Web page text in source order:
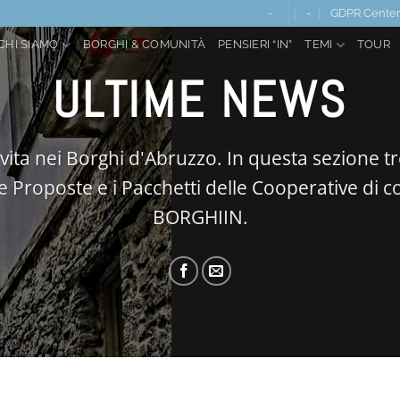
- - GDPR Center
SIAMO BORGHI & COMUNITÀ PENSIERI “IN” TEMI TOUR
ULTIME NEWS
nei Borghi d'Abruzzo. In questa sezione
Proposte e i Pacchetti delle Cooperative di
BORGHIIN.